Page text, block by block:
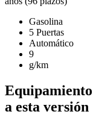
Gasolina
5 Puertas
Automático
9
g/km
Equipamiento
a esta versión